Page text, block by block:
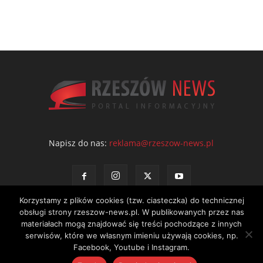
Napisz do nas: reklama@rzeszow-news.pl
Kontakt Polityka prywatności Regulamin portalu
© NEWS Sp. z o.o. - wydawca portalu Rzeszów News. Wszystkie prawa
Korzystamy z plików cookies (tzw. ciasteczka) do technicznej
obsługi strony rzeszow-news.pl. W publikowanych przez nas
materiałach mogą znajdować się treści pochodzące z innych
serwisów, które we własnym imieniu używają cookies, np.
Facebook, Youtube i Instagram.